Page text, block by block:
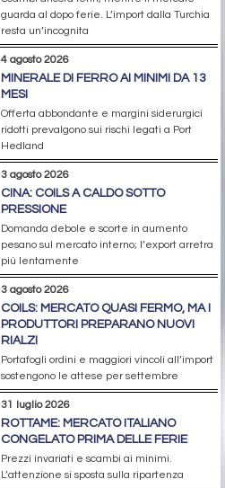
guarda al dopo ferie. L’import dalla Turchia
resta un’incognita
4 agosto 2026
MINERALE DI FERRO AI MINIMI DA 13
MESI
Offerta abbondante e margini siderurgici
ridotti prevalgono sui rischi legati a Port
Hedland
3 agosto 2026
CINA: COILS A CALDO SOTTO
PRESSIONE
Domanda debole e scorte in aumento
pesano sul mercato interno; l’export arretra
più lentamente
3 agosto 2026
COILS: MERCATO QUASI FERMO, MA I
PRODUTTORI PREPARANO NUOVI
RIALZI
Portafogli ordini e maggiori vincoli all’import
sostengono le attese per settembre
31 luglio 2026
ROTTAME: MERCATO ITALIANO
CONGELATO PRIMA DELLE FERIE
Prezzi invariati e scambi ai minimi.
L’attenzione si sposta sulla ripartenza